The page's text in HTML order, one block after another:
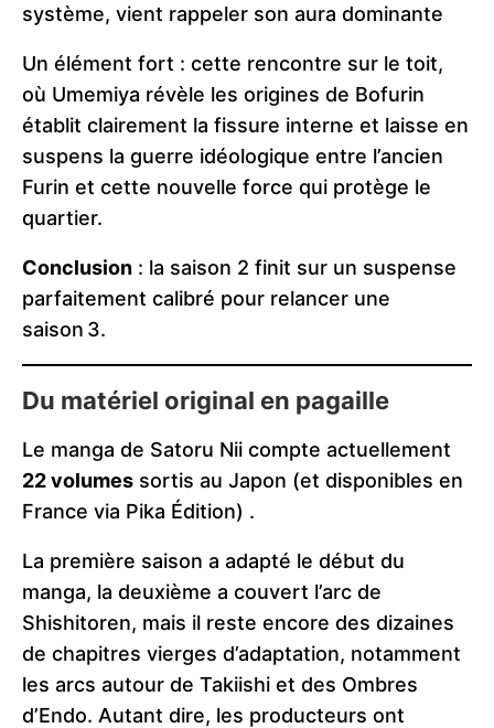
système, vient rappeler son aura dominante
Un élément fort : cette rencontre sur le toit,
où Umemiya révèle les origines de Bofurin
établit clairement la fissure interne et laisse en
suspens la guerre idéologique entre l’ancien
Furin et cette nouvelle force qui protège le
quartier.
Conclusion : la saison 2 finit sur un suspense
parfaitement calibré pour relancer une
saison 3.
Du matériel original en pagaille
Le manga de Satoru Nii compte actuellement
22 volumes sortis au Japon (et disponibles en
France via Pika Édition) .
La première saison a adapté le début du
manga, la deuxième a couvert l’arc de
Shishitoren, mais il reste encore des dizaines
de chapitres vierges d’adaptation, notamment
les arcs autour de Takiishi et des Ombres
d’Endo. Autant dire, les producteurs ont